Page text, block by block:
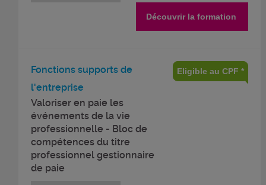
Découvrir la formation
Fonctions supports de
l'entreprise
Valoriser en paie les
événements de la vie
professionnelle - Bloc de
compétences du titre
professionnel gestionnaire
de paie
Eligible au CPF *